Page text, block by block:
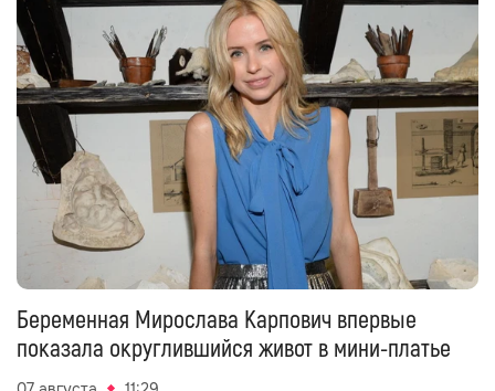
Беременная Мирослава Карпович впервые
показала округлившийся живот в мини-платье